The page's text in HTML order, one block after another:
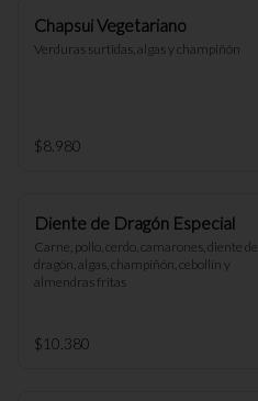
Chapsui Vegetariano
Verduras surtidas, algas y champiñón
$8.980
Diente de Dragón Especial
Carne, pollo, cerdo, camarones, diente de
dragón, algas, champiñón, cebollín y
almendras fritas
$10.380